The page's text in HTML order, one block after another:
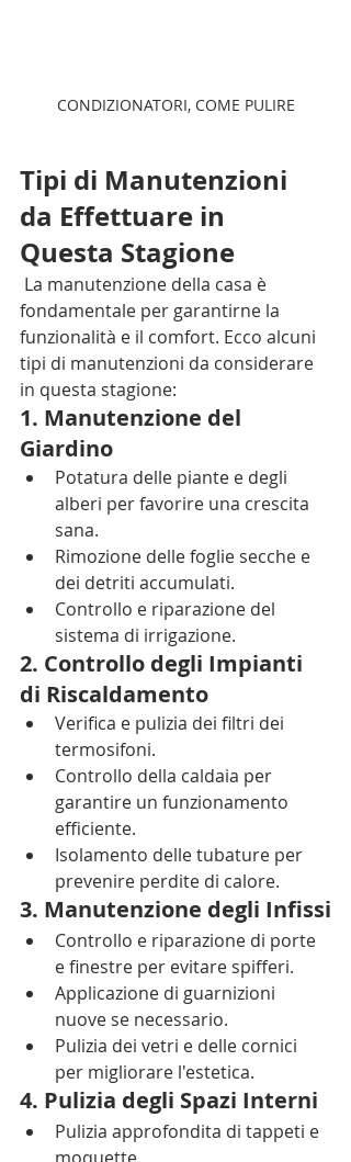
CONDIZIONATORI, COME PULIRE
Tipi di Manutenzioni
da Effettuare in
Questa Stagione
fondamentale per garantirne la
funzionalità e il comfort. Ecco alcuni
tipi di manutenzioni da considerare
in questa stagione:
1. Manutenzione del
Giardino
Potatura delle piante e degli
alberi per favorire una crescita
sana.
Rimozione delle foglie secche e
dei detriti accumulati.
Controllo e riparazione del
sistema di irrigazione.
2. Controllo degli Impianti
di Riscaldamento
Verifica e pulizia dei filtri dei
termosifoni.
Controllo della caldaia per
garantire un funzionamento
efficiente.
Isolamento delle tubature per
prevenire perdite di calore.
3. Manutenzione degli Infissi
Controllo e riparazione di porte
e finestre per evitare spifferi.
Applicazione di guarnizioni
nuove se necessario.
Pulizia dei vetri e delle cornici
per migliorare l'estetica.
4. Pulizia degli Spazi Interni
Pulizia approfondita di tappeti e